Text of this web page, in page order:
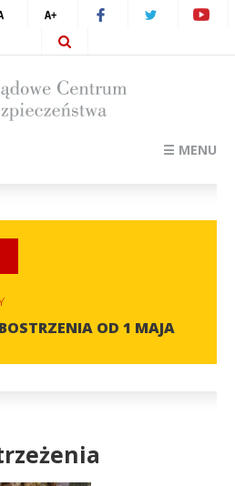
☰ MENU
OD 1 MAJA